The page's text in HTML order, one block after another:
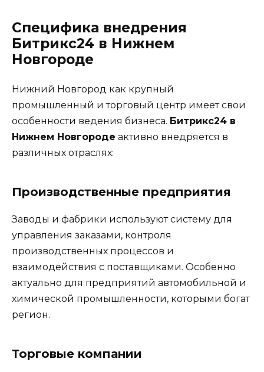
Специфика внедрения
Битрикс24 в Нижнем
Новгороде
Нижний Новгород как крупный
промышленный и торговый центр имеет свои
особенности ведения бизнеса. Битрикс24 в
Нижнем Новгороде активно внедряется в
различных отраслях:
Производственные предприятия
Заводы и фабрики используют систему для
управления заказами, контроля
производственных процессов и
взаимодействия с поставщиками. Особенно
актуально для предприятий автомобильной и
химической промышленности, которыми богат
регион.
Торговые компании